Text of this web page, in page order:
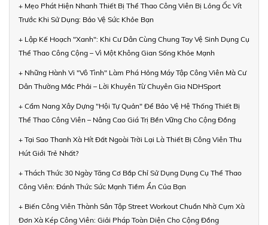
+ Mẹo Phát Hiện Nhanh Thiết Bị Thể Thao Công Viên Bị Lỏng Ốc Vít
Trước Khi Sử Dụng: Bảo Vệ Sức Khỏe Bạn
+ Lập Kế Hoạch "Xanh": Khi Cư Dân Cùng Chung Tay Vệ Sinh Dụng Cụ
Thể Thao Công Cộng – Vì Một Không Gian Sống Khỏe Mạnh
+ Những Hành Vi "Vô Tình" Làm Phá Hỏng Máy Tập Công Viên Mà Cư
Dân Thường Mắc Phải – Lời Khuyên Từ Chuyên Gia NDHSport
+ Cẩm Nang Xây Dựng "Hội Tự Quản" Để Bảo Vệ Hệ Thống Thiết Bị
Thể Thao Công Viên – Nâng Cao Giá Trị Bền Vững Cho Cộng Đồng
+ Tại Sao Thanh Xà Hít Đất Ngoài Trời Lại Là Thiết Bị Công Viên Thu
Hút Giới Trẻ Nhất?
+ Thách Thức 30 Ngày Tăng Cơ Bắp Chỉ Sử Dụng Dụng Cụ Thể Thao
Công Viên: Đánh Thức Sức Mạnh Tiềm Ẩn Của Bạn
+ Biến Công Viên Thành Sân Tập Street Workout Chuẩn Nhờ Cụm Xà
Đơn Xà Kép Công Viên: Giải Pháp Toàn Diện Cho Cộng Đồng